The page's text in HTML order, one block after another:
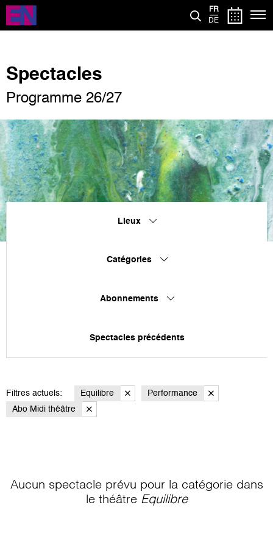
Aller
contenu
FR
DE
Spectacles
Programme 26/27
Lieux
Catégories
Abonnements
Spectacles précédents
Filtres actuels: Equilibre
Performance
Abo Midi théâtre
Aucun spectacle prévu pour la catégorie dans
le théâtre Equilibre